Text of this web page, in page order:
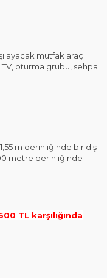
mutfak araç
oturma grubu, sehpa
m derinliğinde bir dış
metre derinliğinde
TL karşılığında